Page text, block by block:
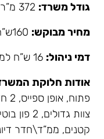
גודל משרד:
מחיר מבוקש:
דמי ניהול:
אודות חלוקת
קטנים, ממ”ד\חדר דיונים, 4 תאי